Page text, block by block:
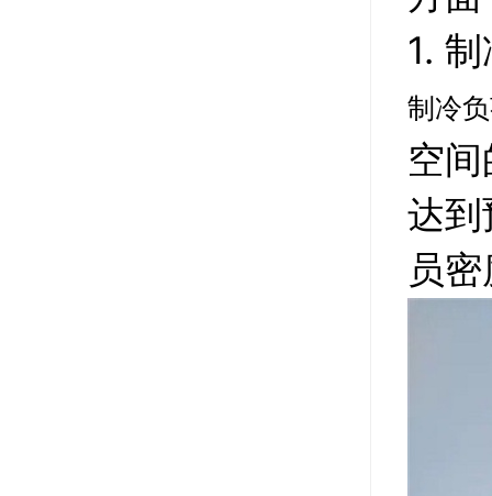
1.
制冷
空
达到
员